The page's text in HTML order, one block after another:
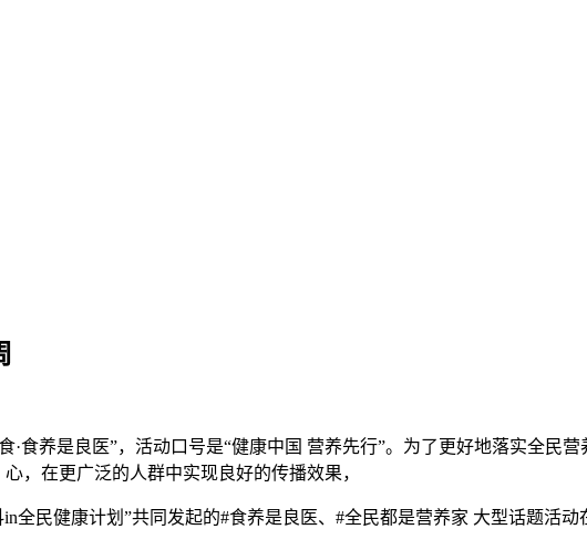
养是良医”，活动口号是“健康中国 营养先行”。为了更好地落实全民
心，在更广泛的人群中实现良好的传播效果，
民健康计划”共同发起的#食养是良医、#全民都是营养家 大型话题活动